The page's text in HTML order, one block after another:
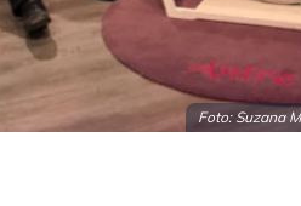
Foto: Suzana